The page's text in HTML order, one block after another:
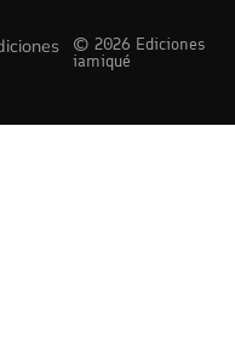
© 2026 Ediciones
iamiqué